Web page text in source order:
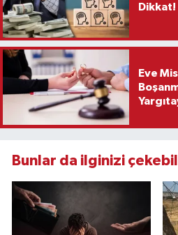
Dikkat!
Eve
Bunlar da ilginizi